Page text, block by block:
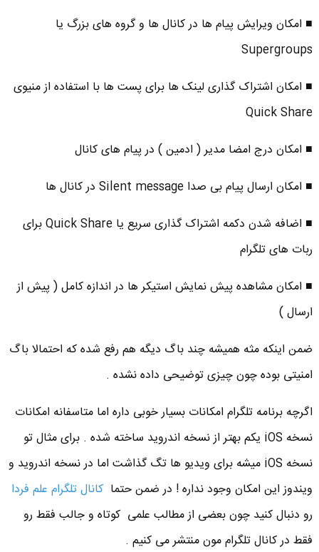
■ امکان ویرایش پیام ها در کانال ها و گروه های بزرگ یا
Supergroups
■ امکان اشتراک گذاری لینک ها برای پست ها با استفاده از منیوی
Quick Share
■ امکان درج امضا مدیر ( ادمین ) در پیام های کانال
■ امکان ارسال پیام بی صدا Silent message در کانال ها
■ اضافه شدن دکمه اشتراک گذاری سریع یا Quick Share برای
ربات های تلگرام
■ امکان مشاهده پیش نمایش استیکر ها در اندازه کامل ( پیش از
ارسال )
ضمن اینکه مثه همیشه چند باگ دیگه هم رفع شده که احتمالا باگ
امنیتی بوده چون چیزی توضیحی داده نشده .
اگرچه برنامه تلگرام امکانات بسیار خوبی داره اما متاسفانه امکانات
نسخه iOS یکم بهتر از نسخه اندروید ساخته شده . برای مثال تو
نسخه iOS میشه برای ویدیو ها تگ گذاشت اما در نسخه اندروید و
ویندوز این امکان وجود نداره ! در ضمن حتما کانال تلگرام علم فردا
رو دنبال کنید چون بعضی از مطالب علمی کوتاه و جالب فقط رو
فقط در کانال تلگرام مون منتشر می کنیم .